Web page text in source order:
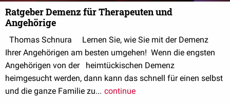
Ratgeber Demenz für Therapeuten und
Angehörige
Thomas Schnura Lernen Sie, wie Sie mit der Demenz
Ihrer Angehörigen am besten umgehen! Wenn die engsten
Angehörigen von der heimtückischen Demenz
heimgesucht werden, dann kann das schnell für einen selbst
und die ganze Familie zu... continue